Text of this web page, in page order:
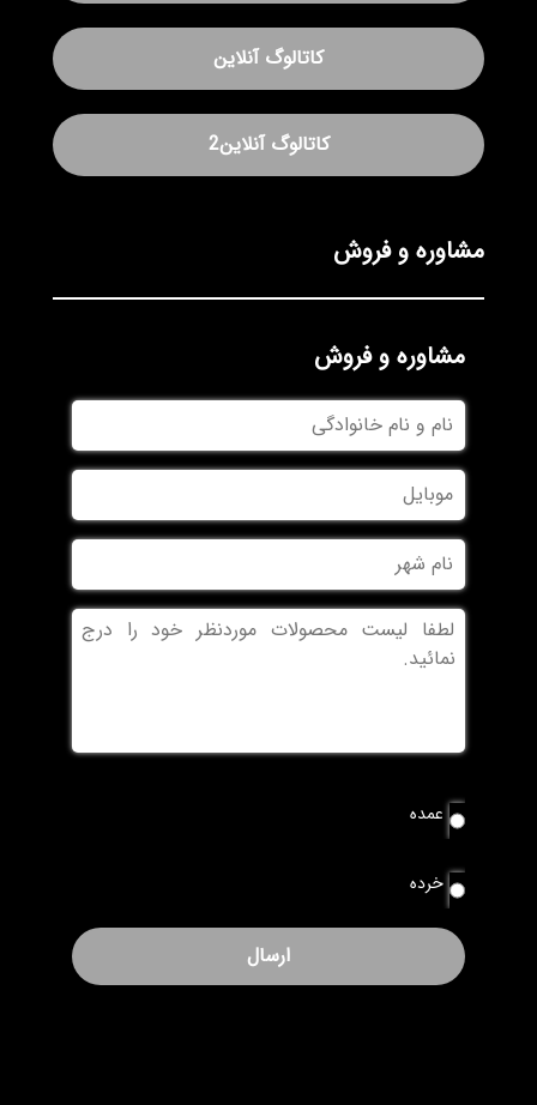
کاتالوگ آنلاین
کاتالوگ آنلاین2
مشاوره و فروش
مشاوره و فروش
نام
و
نام
خانوادگی
موبایل
نام
شهر
بدون
عنوان
نوع
سفارش
عمده
خرده